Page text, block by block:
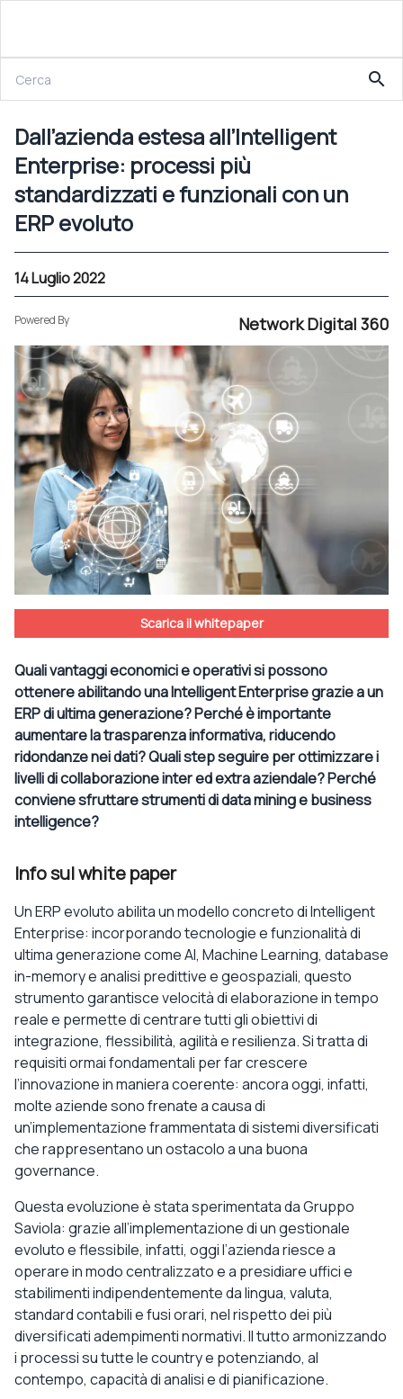
Dall’azienda estesa all’Intelligent Enterprise: processi più standardizzati e funzionali con un ERP evoluto
search
Dall’azienda estesa all’Intelligent
Enterprise: processi più
standardizzati e funzionali con un
ERP evoluto
14 Luglio 2022
Powered By Network Digital 360
Scarica il whitepaper
Quali vantaggi economici e operativi si possono
ottenere abilitando una Intelligent Enterprise grazie a un
ERP di ultima generazione? Perché è importante
aumentare la trasparenza informativa, riducendo
ridondanze nei dati? Quali step seguire per ottimizzare i
livelli di collaborazione inter ed extra aziendale? Perché
conviene sfruttare strumenti di data mining e business
intelligence?
Info sul white paper
Un ERP evoluto abilita un modello concreto di Intelligent
Enterprise: incorporando tecnologie e funzionalità di
ultima generazione come AI, Machine Learning, database
in-memory e analisi predittive e geospaziali, questo
strumento garantisce velocità di elaborazione in tempo
reale e permette di centrare tutti gli obiettivi di
integrazione, flessibilità, agilità e resilienza. Si tratta di
requisiti ormai fondamentali per far crescere
l’innovazione in maniera coerente: ancora oggi, infatti,
molte aziende sono frenate a causa di
un’implementazione frammentata di sistemi diversificati
che rappresentano un ostacolo a una buona
governance.
Questa evoluzione è stata sperimentata da Gruppo
Saviola: grazie all’implementazione di un gestionale
evoluto e flessibile, infatti, oggi l’azienda riesce a
operare in modo centralizzato e a presidiare uffici e
stabilimenti indipendentemente da lingua, valuta,
standard contabili e fusi orari, nel rispetto dei più
diversificati adempimenti normativi. Il tutto armonizzando
i processi su tutte le country e potenziando, al
contempo, capacità di analisi e di pianificazione.